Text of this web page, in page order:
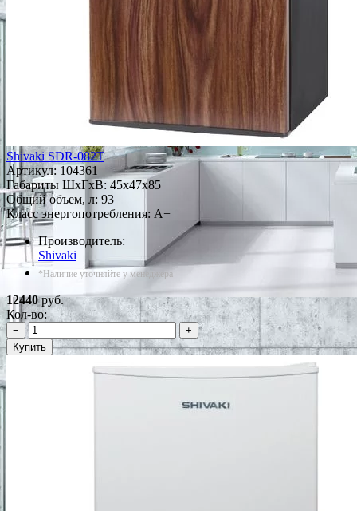
Shivaki SDR-082T
Артикул: 104361
Габариты ШxГxВ: 45x47x85
Общий объем, л: 93
Класс энергопотребления: A+
Производитель:
Shivaki
*Наличие уточняйте у менеджера
12440руб.
Кол-во:
−
+
Купить